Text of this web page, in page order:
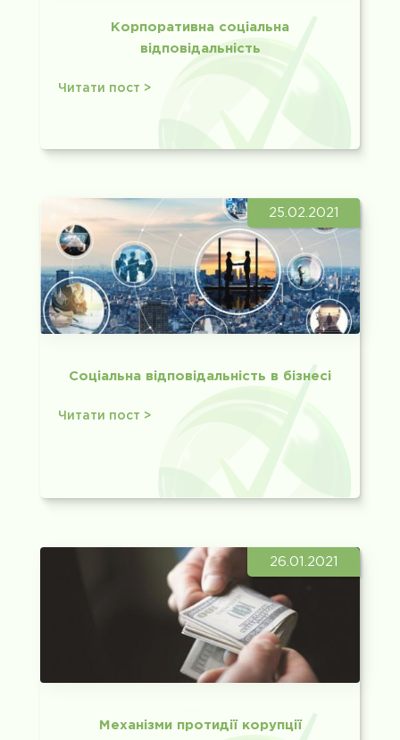
Корпоративна соціальна
відповідальність
Читати пост >
25.02.2021
Соціальна відповідальність в бізнесі
Читати пост >
26.01.2021
Механізми протидії корупції